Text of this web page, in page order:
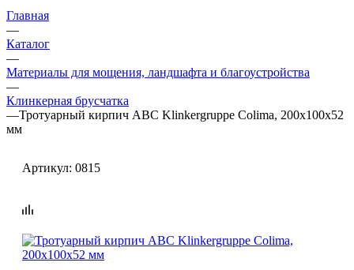
Главная
—
Каталог
—
Материалы для мощения, ландшафта и благоустройства
—
Клинкерная брусчатка
—Тротуарный кирпич ABC Klinkergruppe Colima, 200х100х52
мм
Артикул: 0815